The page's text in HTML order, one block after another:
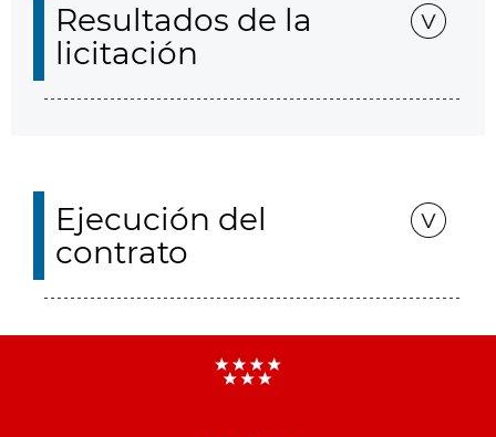
Resultados de la
licitación
Ejecución del
contrato